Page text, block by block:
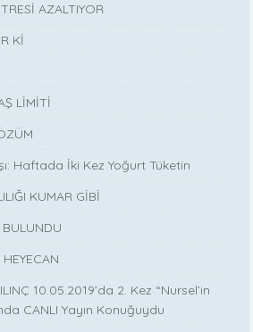
AZALTIYOR
Kİ
LİMİTİ
Haftada İki Kez Yoğurt Tüketin
KUMAR GİBİ
BULUNDU
10.05.2019’da 2. Kez “Nursel’in
CANLI Yayın Konuğuydu